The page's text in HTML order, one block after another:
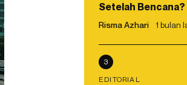
Setelah Bencana?
Risma Azhari 1 bulan
3
EDITORIAL